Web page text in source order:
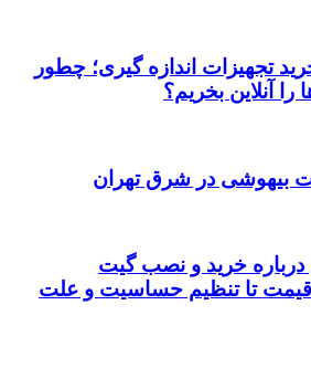
تجهیزات اندازه گیری؛ چطور
را آنلاین بخریم؟
بیهوشی در شرق تهران
درباره خرید و نصب گیت
تا تنظیم حساسیت و علت